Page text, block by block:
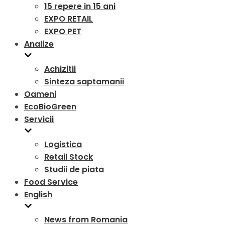
15 repere in 15 ani
EXPO RETAIL
EXPO PET
Analize
Achizitii
Sinteza saptamanii
Oameni
EcoBioGreen
Servicii
Logistica
Retail Stock
Studii de piata
Food Service
English
News from Romania